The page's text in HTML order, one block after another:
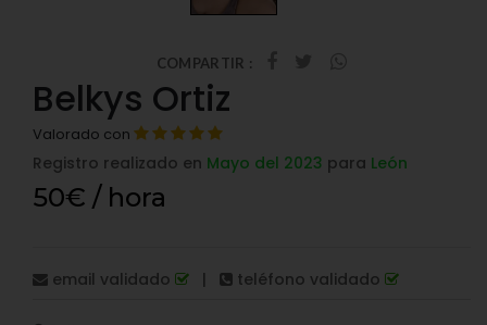
COMPARTIR :
Belkys Ortiz
Valorado con
Registro realizado en Mayo del 2023 para León
50€ / hora
email validado | teléfono validado